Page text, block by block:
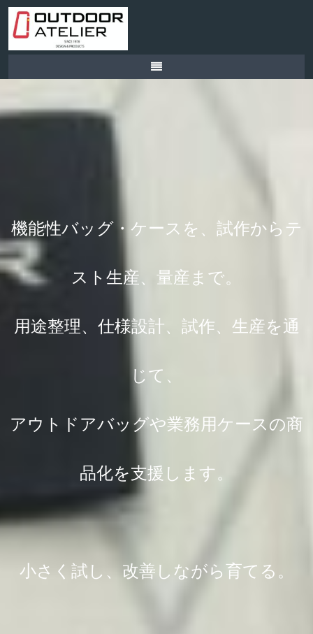
機能性バッグ・ケースを、試作からテ
スト生産、量産まで。
用途整理、仕様設計、試作、生産を通
じて、
アウトドアバッグや業務用ケースの商
品化を支援します。
小さく試し、改善しながら育てる。